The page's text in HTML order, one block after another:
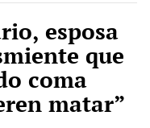
esposa
que
coma
matar”